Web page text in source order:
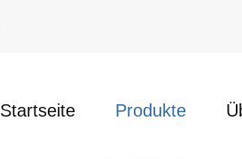
Startseite Produkte